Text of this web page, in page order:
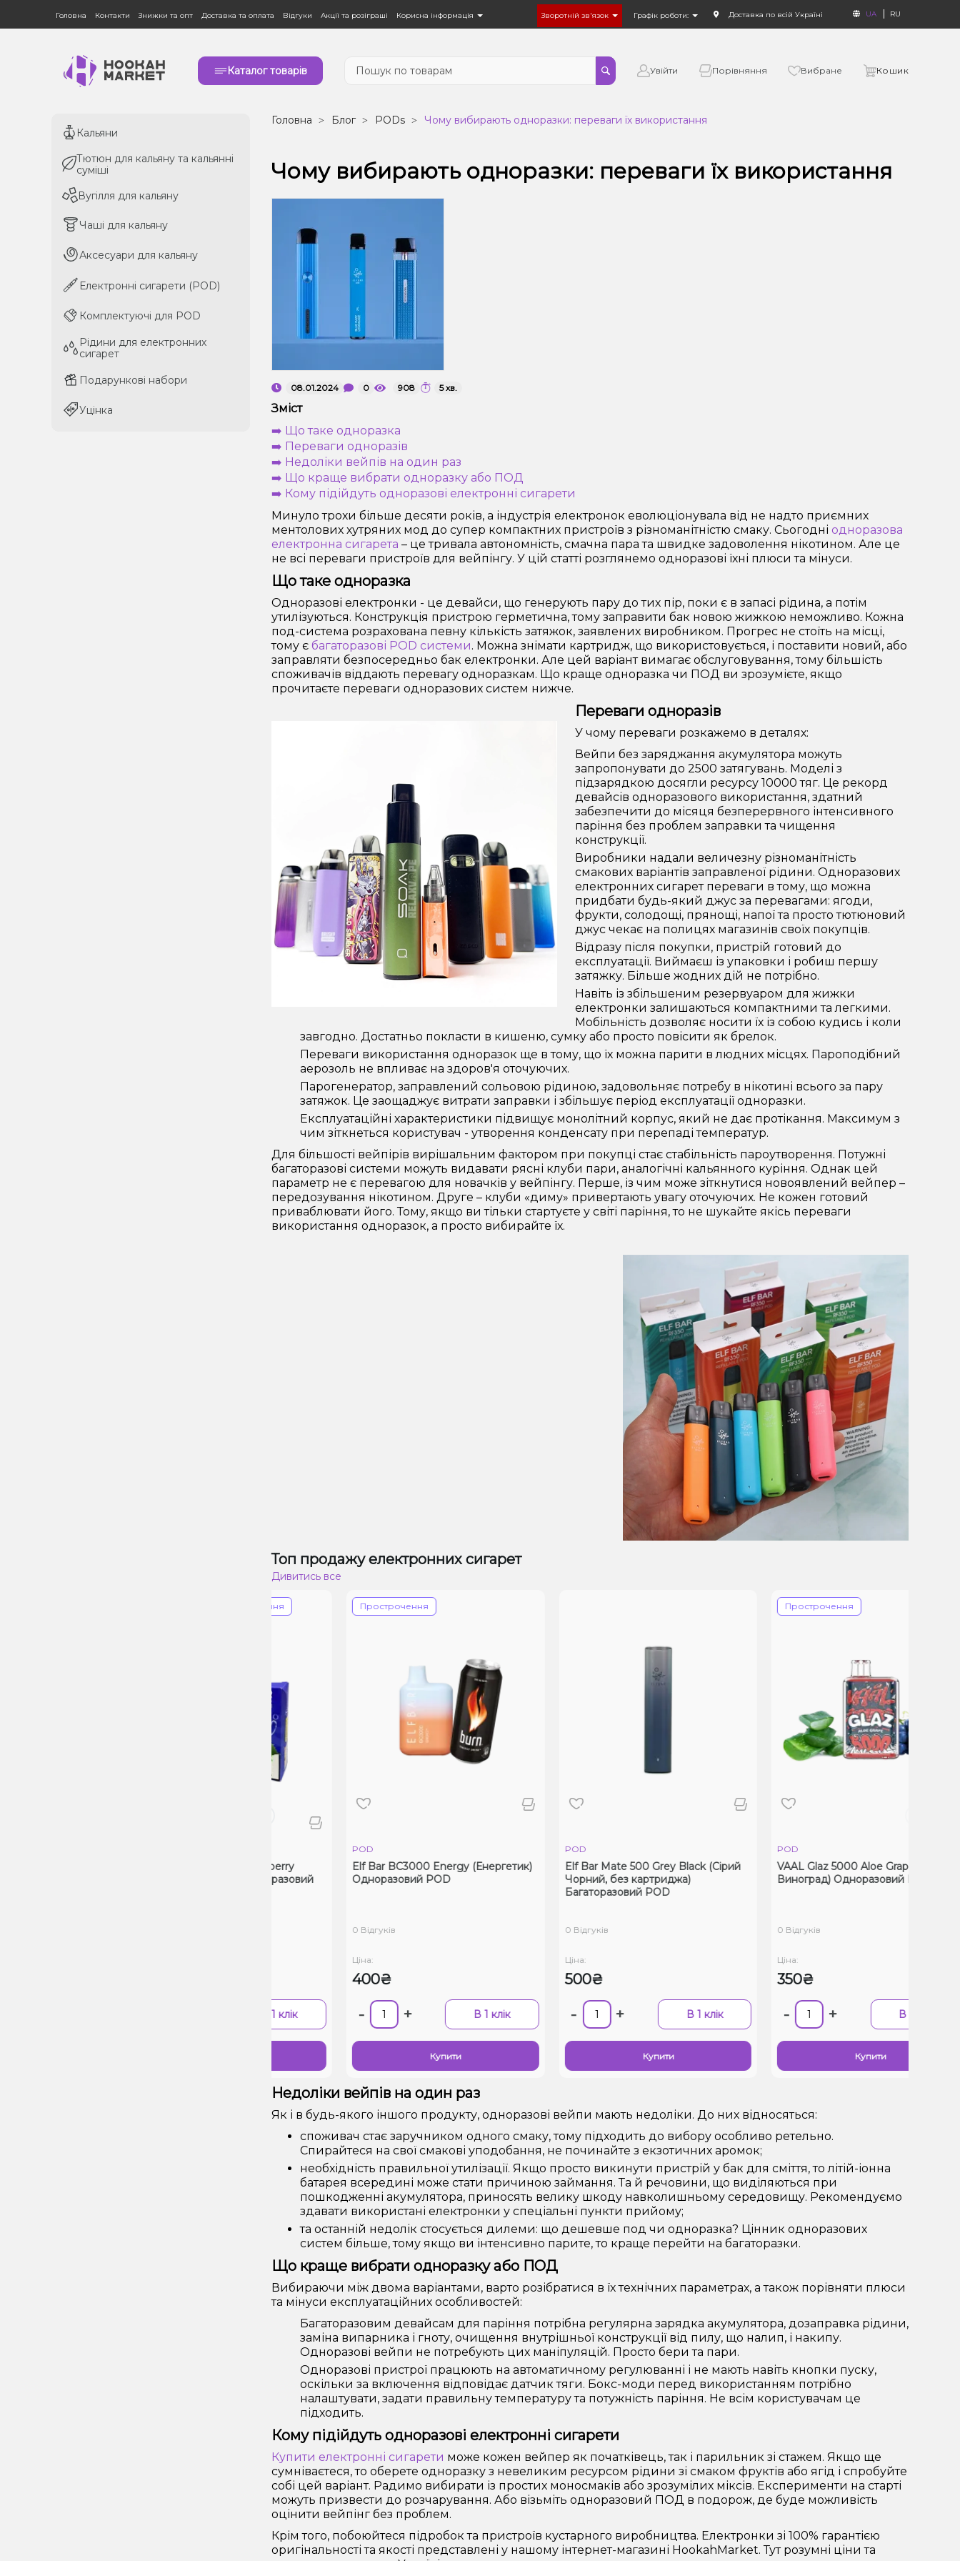
Головна Контакти Знижки та опт Доставка та оплата Відгуки Акції та розіграші Корисна інформація Зворотній зв'язок Графік роботи: Доставка по всій Україні UA RU
Каталог товарів Увійти Порівняння Вибране Кошик
Кальяни
Тютюн для кальяну та кальянні
суміші
Вугілля для кальяну
Чаші для кальяну
Аксесуари для кальяну
Електронні сигарети (POD)
Комплектуючі для POD
Рідини для електронних
сигарет
Подарункові набори
Уцінка
Кальяни
Тютюн для кальяну та кальянні
суміші
Вугілля для кальяну
Чаші для кальяну
Аксесуари для кальяну
Електронні сигарети (POD)
Комплектуючі для POD
Рідини для електронних
сигарет
Подарункові набори
Уцінка
Головна Блог PODs Чому вибирають одноразки: переваги їх використання
Чому вибирають одноразки: переваги їх використання
08.01.2024 0 908 5 хв.
Зміст
➡️ Що таке одноразка
➡️ Переваги одноразів
➡️ Недоліки вейпів на один раз
➡️ Що краще вибрати одноразку або ПОД
➡️ Кому підійдуть одноразові електронні сигарети
Минуло трохи більше десяти років, а індустрія електронок еволюціонувала від не надто приємних
ментолових хутряних мод до супер компактних пристроїв з різноманітністю смаку. Сьогодні одноразова
електронна сигарета – це тривала автономність, смачна пара та швидке задоволення нікотином. Але це
не всі переваги пристроїв для вейпінгу. У цій статті розглянемо одноразові їхні плюси та мінуси.
Що таке одноразка
Одноразові електронки - це девайси, що генерують пару до тих пір, поки є в запасі рідина, а потім
утилізуються. Конструкція пристрою герметична, тому заправити бак новою жижкою неможливо. Кожна
под-система розрахована певну кількість затяжок, заявлених виробником. Прогрес не стоїть на місці,
тому є багаторазові POD системи. Можна знімати картридж, що використовується, і поставити новий, або
заправляти безпосередньо бак електронки. Але цей варіант вимагає обслуговування, тому більшість
споживачів віддають перевагу одноразкам. Що краще одноразка чи ПОД ви зрозумієте, якщо
прочитаєте переваги одноразових систем нижче.
Переваги одноразів
У чому переваги розкажемо в деталях:
Вейпи без заряджання акумулятора можуть
запропонувати до 2500 затягувань. Моделі з
підзарядкою досягли ресурсу 10000 тяг. Це рекорд
девайсів одноразового використання, здатний
забезпечити до місяця безперервного інтенсивного
паріння без проблем заправки та чищення
конструкції.
Виробники надали величезну різноманітність
смакових варіантів заправленої рідини. Одноразових
електронних сигарет переваги в тому, що можна
придбати будь-який джус за перевагами: ягоди,
фрукти, солодощі, прянощі, напої та просто тютюновий
джус чекає на полицях магазинів своїх покупців.
Відразу після покупки, пристрій готовий до
експлуатації. Виймаєш із упаковки і робиш першу
затяжку. Більше жодних дій не потрібно.
Навіть із збільшеним резервуаром для жижки
електронки залишаються компактними та легкими.
Мобільність дозволяє носити їх із собою кудись і коли
завгодно. Достатньо покласти в кишеню, сумку або просто повісити як брелок.
Переваги використання одноразок ще в тому, що їх можна парити в людних місцях. Пароподібний
аерозоль не впливає на здоров'я оточуючих.
Парогенератор, заправлений сольовою рідиною, задовольняє потребу в нікотині всього за пару
затяжок. Це заощаджує витрати заправки і збільшує період експлуатації одноразки.
Експлуатаційні характеристики підвищує монолітний корпус, який не дає протікання. Максимум з
чим зіткнеться користувач - утворення конденсату при перепаді температур.
Для більшості вейпірів вирішальним фактором при покупці стає стабільність пароутворення. Потужні
багаторазові системи можуть видавати рясні клуби пари, аналогічні кальянного куріння. Однак цей
параметр не є перевагою для новачків у вейпінгу. Перше, із чим може зіткнутися новоявлений вейпер –
передозування нікотином. Друге – клуби «диму» привертають увагу оточуючих. Не кожен готовий
приваблювати його. Тому, якщо ви тільки стартуєте у світі паріння, то не шукайте якісь переваги
використання одноразок, а просто вибирайте їх.
Топ продажу електронних сигарет
Дивитись все
(Виноград Малина) Одноразовий
Прострочення
Elf Bar BC3000 Energy (Енергетик)
Одноразовий POD
0 Відгуків
400₴
Elf Bar Mate 500 Grey Black (Сірий
Чорний, без картриджа)
Багаторазовий POD
0 Відгуків
500₴
Прострочення
VAAL Glaz 5000 Aloe Grape (Алое
Виноград) Одноразовий POD
0 Відгуків
Недоліки вейпів на один раз
Як і в будь-якого іншого продукту, одноразові вейпи мають недоліки. До них відносяться:
споживач стає заручником одного смаку, тому підходить до вибору особливо ретельно.
Спирайтеся на свої смакові уподобання, не починайте з екзотичних аромок;
необхідність правильної утилізації. Якщо просто викинути пристрій у бак для сміття, то літій-іонна
батарея всередині може стати причиною займання. Та й речовини, що виділяються при
пошкодженні акумулятора, приносять велику шкоду навколишньому середовищу. Рекомендуємо
здавати використані електронки у спеціальні пункти прийому;
та останній недолік стосується дилеми: що дешевше под чи одноразка? Цінник одноразових
систем більше, тому якщо ви інтенсивно парите, то краще перейти на багаторазки.
Що краще вибрати одноразку або ПОД
Вибираючи між двома варіантами, варто розібратися в їх технічних параметрах, а також порівняти плюси
та мінуси експлуатаційних особливостей:
Багаторазовим девайсам для паріння потрібна регулярна зарядка акумулятора, дозаправка рідини,
заміна випарника і гноту, очищення внутрішньої конструкції від пилу, що налип, і накипу.
Одноразові вейпи не потребують цих маніпуляцій. Просто бери та пари.
Одноразові пристрої працюють на автоматичному регулюванні і не мають навіть кнопки пуску,
оскільки за включення відповідає датчик тяги. Бокс-моди перед використанням потрібно
налаштувати, задати правильну температуру та потужність паріння. Не всім користувачам це
підходить.
Кому підійдуть одноразові електронні сигарети
Купити електронні сигарети може кожен вейпер як початківець, так і парильник зі стажем. Якщо ще
сумніваєтеся, то оберете одноразку з невеликим ресурсом рідини зі смаком фруктів або ягід і спробуйте
собі цей варіант. Радимо вибирати із простих моносмаків або зрозумілих міксів. Експерименти на старті
можуть призвести до розчарування. Або візьміть одноразовий ПОД в подорож, де буде можливість
оцінити вейпінг без проблем.
Крім того, побоюйтеся підробок та пристроїв кустарного виробництва. Електронки зі 100% гарантією
оригінальності та якості представлені у нашому інтернет-магазині HookahMarket. Тут розумні ціни та